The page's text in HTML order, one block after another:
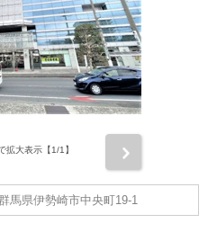
拡大表示【1/1】
馬県伊勢崎市中央町19-1